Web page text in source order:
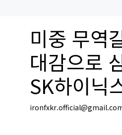
미중 무역
대감으로
SK하이닉